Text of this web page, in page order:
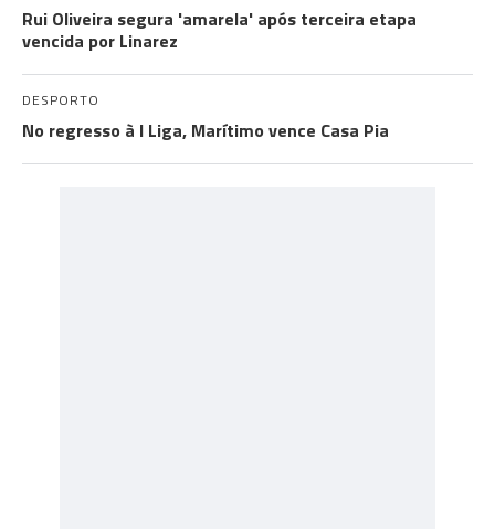
Rui Oliveira segura 'amarela' após terceira etapa
vencida por Linarez
DESPORTO
No regresso à I Liga, Marítimo vence Casa Pia